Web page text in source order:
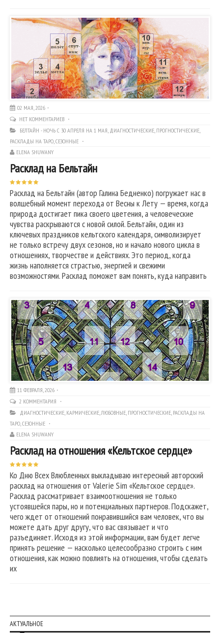
02 МАЯ, 2026
НЕТ КОММЕНТАРИЕВ
БЕЛТАЙН - НОЧЬ С 30 АПРЕЛЯ НА 1 МАЯ, ДИАГНОСТИЧЕСКИЕ, ПРОГНОСТИЧЕСКИЕ,
РАСКЛАДЫ НА ТАРО,СЕЗОННЫЕ
ELENA SHUWANY
Расклад на Бельтайн
Расклад на Бельтайн (автор Галина Бедненко) погружает нас в
волшебный момент перехода от Весны к Лету — время, когда
природа достигает пика своего цветения, а человеческие
чувства раскрываются с новой силой. Бельтайн, один из
ключевых праздников кельтского календаря, символизирует
не только встречу двух сезонов, но и начало нового цикла в
отношениях, творчестве и действиях. Это период, когда
жизнь наполняется страстью, энергией и свежими
возможностями. Расклад поможет вам понять, куда направить
11 ФЕВРАЛЯ, 2026
2 КОММЕНТАРИЯ
ДИАГНОСТИЧЕСКИЕ КАРМИЧЕСКИЕ ЛЮБОВНЫЕ ПРОГНОСТИЧЕСКИЕ РАСКЛАДЫ НА
ТАРО СЕЗОННЫЕ
ELENA SHUWANY
Расклад на отношения «Кельтское сердце»
Ко Дню Всех Влюбленных выкладываю интересный авторский
расклад на отношения от Valerie Sim «Кельтское сердце».
Расклад рассматривает взаимоотношения не только
устоявшейся пары, но и потенциальных партнеров. Подскажет,
чего ждет от отношений понравившийся вам человек, что вы
можете дать друг другу, что вас связывает и что
разъединяет. Исходя из этой информации, вам будет легче
принять решение — насколько целесообразно строить с ним
отношения, как можно повлиять на отношения, чтобы сделать
их
АКТУАЛЬНОЕ